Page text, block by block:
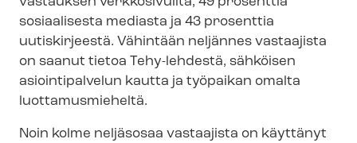
sosiaalisesta mediasta ja 43 prosenttia
uutiskirjeestä. Vähintään neljännes vastaajista
on saanut tietoa Tehy-lehdestä, sähköisen
asiointipalvelun kautta ja työpaikan omalta
luottamusmieheltä.
Noin kolme neljäsosaa vastaajista on käyttänyt